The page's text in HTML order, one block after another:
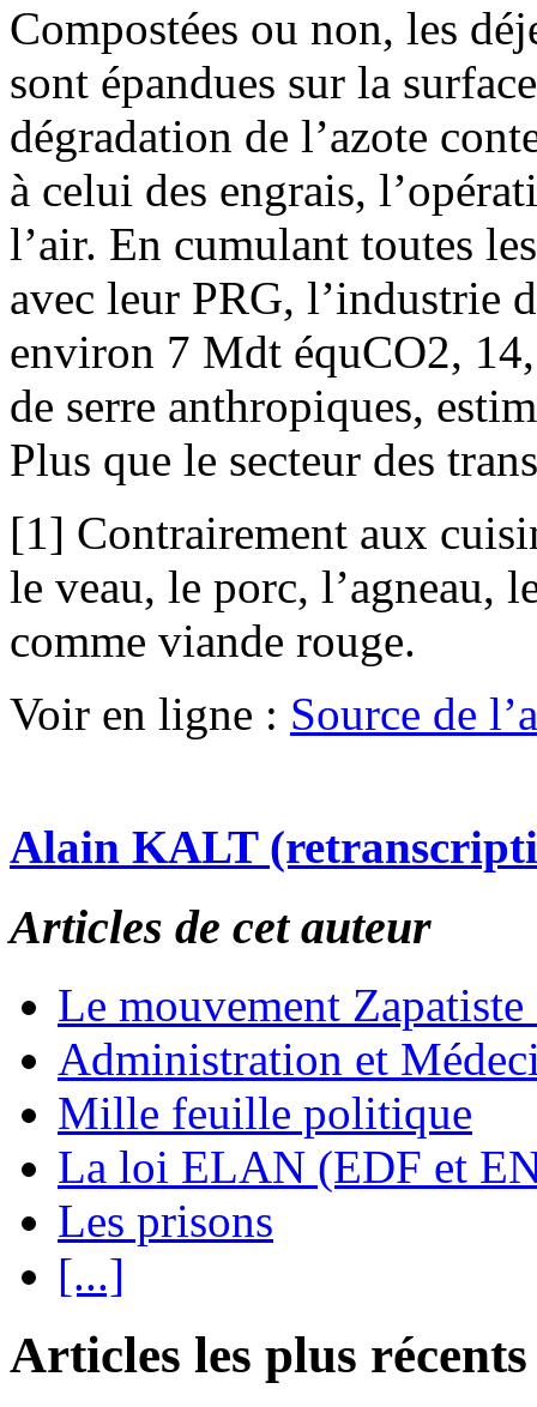
Compostées ou non, les
sont épandues sur la
dégradation de l’azote
à celui des engrais,
l’air. En cumulant toutes
avec leur PRG, l’industrie
environ 7 Mdt équCO2,
de serre anthropiques,
Plus que le secteur des
[1] Contrairement aux
le veau, le porc, l’agneau,
comme viande rouge.
Voir en ligne : Source de
Alain KALT
Articles de cet auteur
Le mouvement
Administration et
Mille feuille politique
La loi ELAN (EDF et
Les prisons
[...]
Articles les plus récents